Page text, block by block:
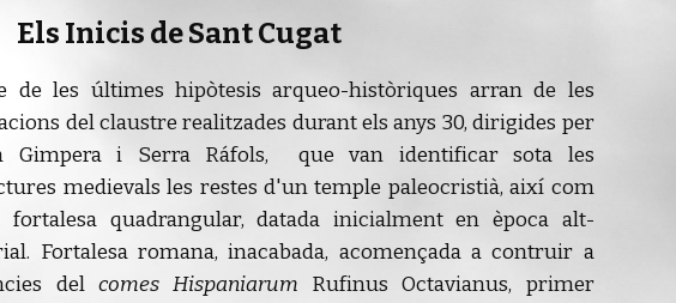
Inicis de Sant Cugat
de les últimes hipòtesis arqueo-històriques arran de les
del claustre realitzades durant els anys 30, dirigides per
Gimpera i Serra Ráfols, que van identificar sota les
medievals les restes d'un temple paleocristià, així com
fortalesa quadrangular, datada inicialment en època alt-
Fortalesa romana, inacabada, acomençada a contruir a
del comes Hispaniarum RufinusOctavianus, primer